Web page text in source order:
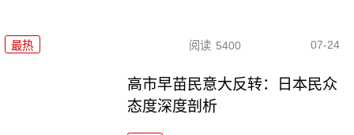
最热 阅读 5400 07-24
高市早苗民意大反转：日本民众
态度深度剖析